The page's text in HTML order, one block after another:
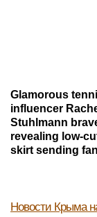
Glamorous
influencer
Stuhlmann
revealing low-
skirt sending
Новости Крыма